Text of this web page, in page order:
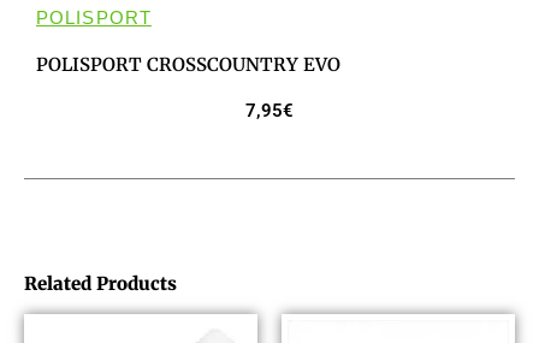
POLISPORT
POLISPORT CROSSCOUNTRY EVO
7,95€
Related Products